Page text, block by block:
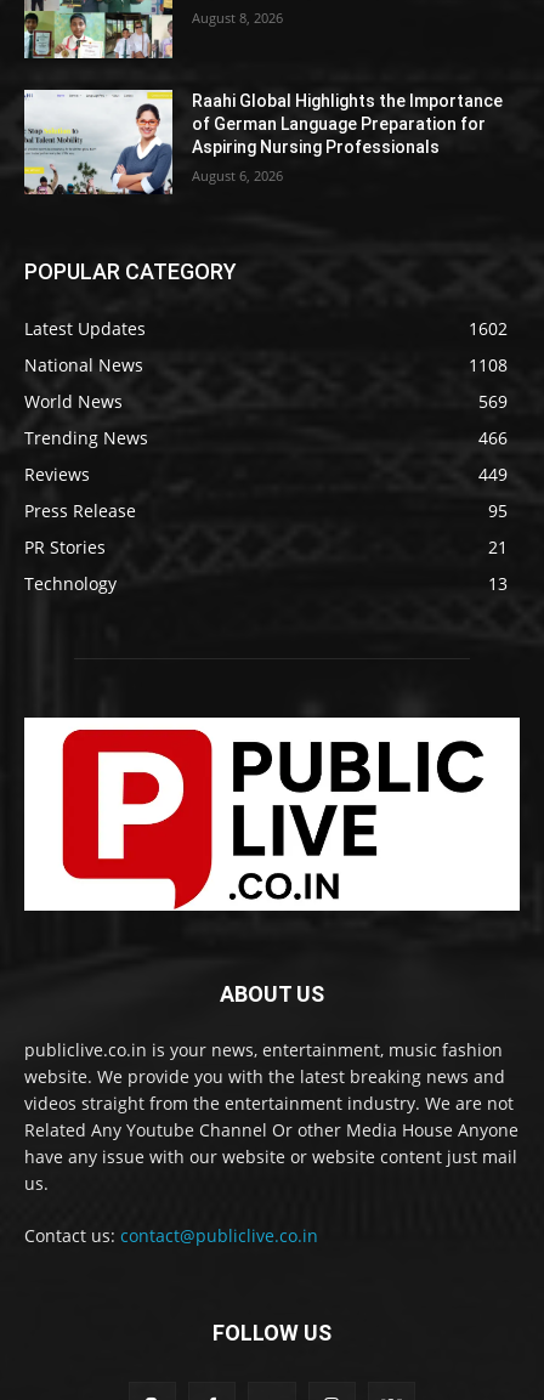
August 8, 2026
Raahi Global Highlights the Importance
of German Language Preparation for
Aspiring Nursing Professionals
August 6, 2026
POPULAR CATEGORY
Latest Updates
1602
National News
1108
World News
569
Trending News
466
Reviews
449
Press Release
95
PR Stories
21
Technology
13
ABOUT US
publiclive.co.in is your news, entertainment, music fashion
website. We provide you with the latest breaking news and
videos straight from the entertainment industry. We are not
Related Any Youtube Channel Or other Media House Anyone
have any issue with our website or website content just mail
us.
Contact us: contact@publiclive.co.in
FOLLOW US